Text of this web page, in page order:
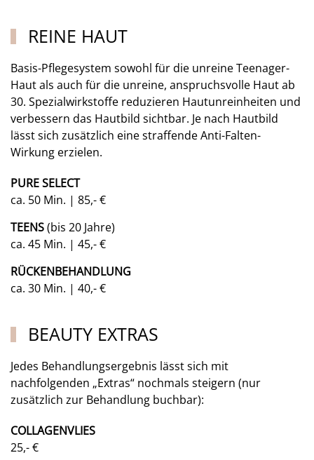
REINE HAUT
Basis-Pflegesystem sowohl für die unreine Teenager-
Haut als auch für die unreine, anspruchsvolle Haut ab
30. Spezialwirkstoffe reduzieren Hautunreinheiten und
verbessern das Hautbild sichtbar. Je nach Hautbild
lässt sich zusätzlich eine straffende Anti-Falten-
Wirkung erzielen.
PURE SELECT
ca. 50 Min. | 85,- €
TEENS(bis 20 Jahre)
ca. 45 Min. | 45,- €
RÜCKENBEHANDLUNG
ca. 30 Min. | 40,- €
BEAUTY EXTRAS
Jedes Behandlungsergebnis lässt sich mit
nachfolgenden „Extras“ nochmals steigern (nur
zusätzlich zur Behandlung buchbar):
COLLAGENVLIES
25,- €